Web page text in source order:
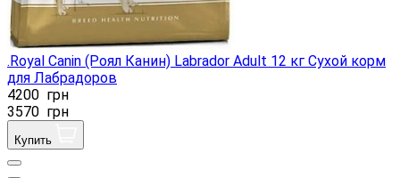
.Royal Canin (Роял Канин) Labrador Adult 12 кг Сухой корм
для Лабрадоров
4200 грн
3570 грн
Купить